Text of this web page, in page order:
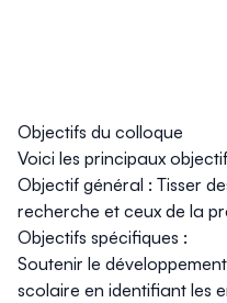
Objectifs du colloque
Voici les principaux
Objectif général : Tisser
recherche et ceux de la
Objectifs spécifiques :
Soutenir le
scolaire en identifiant les